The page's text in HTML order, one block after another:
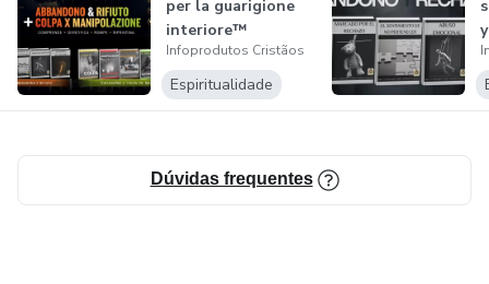
per la guarigione
interiore™​
Infoprodutos Cristãos
Espiritualidade
Dúvidas frequentes